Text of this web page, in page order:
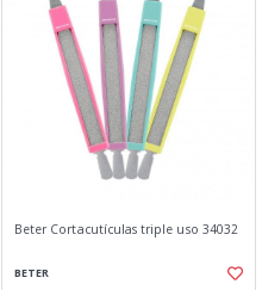
Beter Cortacutículas triple uso 34032
BETER